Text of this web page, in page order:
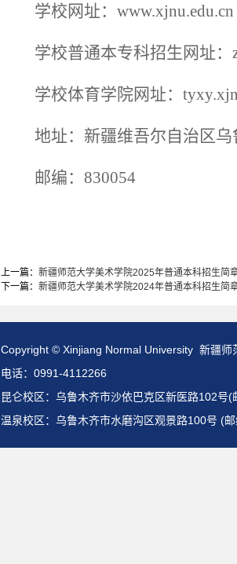
学校网址： www.xjnu.edu.cn
学校普通本专科招生网址：
学校体育学院网址：
地址：新疆维吾尔自治区
邮编： 830054
上一篇： 新疆师范大学美术学院2025年普通本科招生简
下一篇： 新疆师范大学美术学院2024年普通本科招生简
Copyright © Xinjiang Normal University 新疆师
电话：0991-4112266
昆仑校区：乌鲁木齐市沙依巴克区新医路102号(
温泉校区：乌鲁木齐市水磨沟区观景路100号 (